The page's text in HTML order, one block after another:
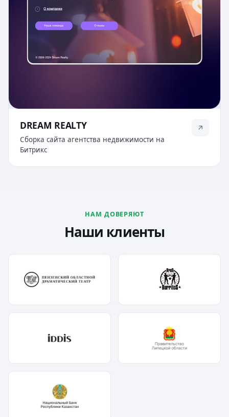
DREAM REALTY
Сборка сайта агентства недвижимости на
Битрикс
НАМ ДОВЕРЯЮТ
Наши клиенты